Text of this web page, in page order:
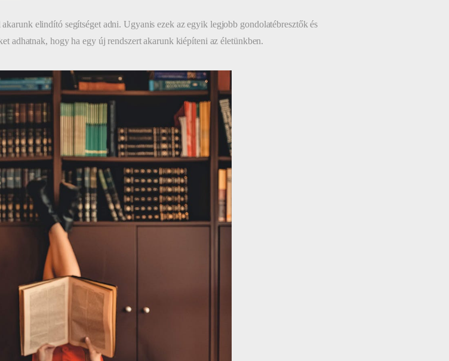
elindító segítséget adni. Ugyanis ezek az egyik legjobb gondolatébresztők és
adhatnak, hogy ha egy új rendszert akarunk kiépíteni az életünkben.